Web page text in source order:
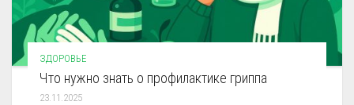
ЗДОРОВЬЕ
Что нужно знать о профилактике гриппа
23.11.2025